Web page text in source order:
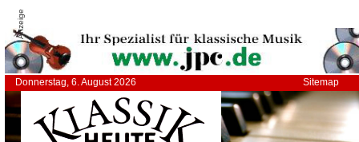
Anzeige
Donnerstag, 6. August 2026 Sitemap